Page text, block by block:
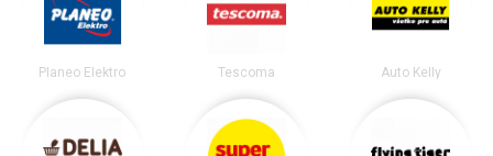
Planeo Elektro Tescoma Auto Kelly